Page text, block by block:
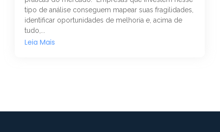
tipo de análise conseguem mapear suas fragilidades,
identificar oportunidades de melhoria e, acima de
tudo,...
Leia Mais